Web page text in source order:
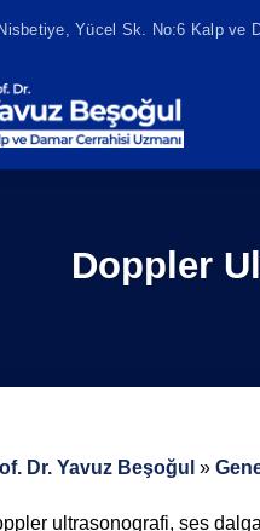
Nisbetiye, Yücel Sk. No:6 Kalp ve
Doppler
Dr. Yavuz Beşoğul »
ultrasonografi, ses